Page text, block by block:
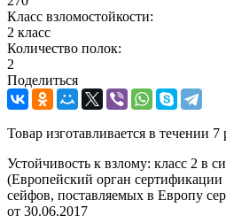
Класс взломостойкости:
2 класс
Количество полок:
2
Поделиться
Товар изготавливается в течении
Устойчивость к взлому: класс 2 в
(Европейский орган
сейфов, поставляемых в Европу
от 30.06.2017